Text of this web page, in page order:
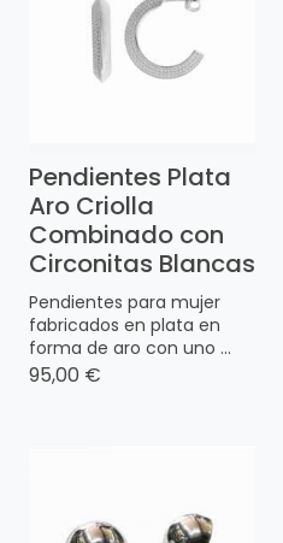
Pendientes Plata
Aro Criolla
Combinado con
Circonitas Blancas
Pendientes para mujer
fabricados en plata en
forma de aro con uno ...
95,00 €